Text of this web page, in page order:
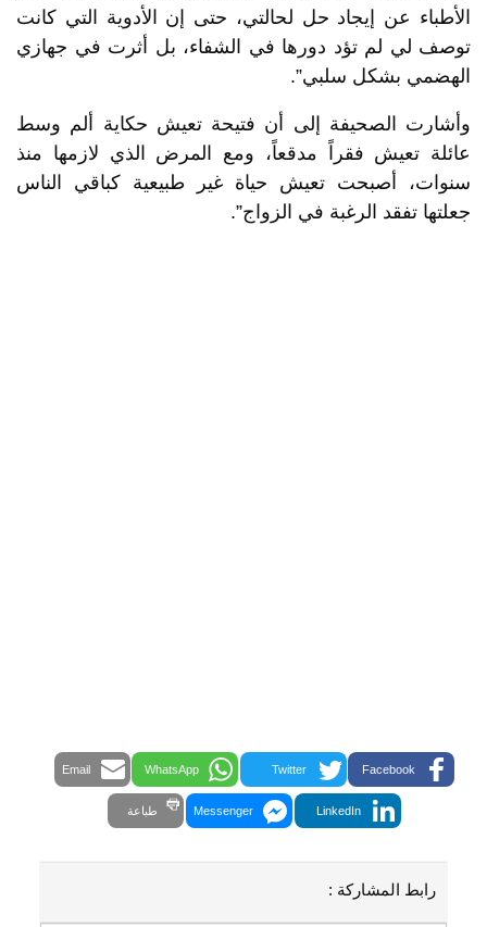
الأطباء عن إيجاد حل لحالتي، حتى إن الأدوية التي كانت
توصف لي لم تؤد دورها في الشفاء، بل أثرت في جهازي
الهضمي بشكل سلبي”.
وأشارت الصحيفة إلى أن فتيحة تعيش حكاية ألم وسط
عائلة تعيش فقراً مدقعاً، ومع المرض الذي لازمها منذ
سنوات، أصبحت تعيش حياة غير طبيعية كباقي الناس
جعلتها تفقد الرغبة في الزواج”.
Facebook
Twitter
WhatsApp
Email
LinkedIn
Messenger طباعة
رابط المشاركة :